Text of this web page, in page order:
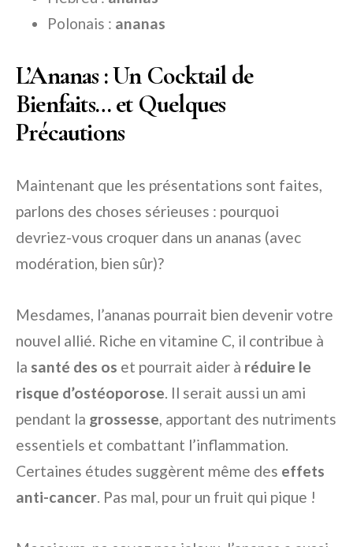
Polonais : ananas
L’Ananas : Un Cocktail de
Bienfaits… et Quelques
Précautions
Maintenant que les présentations sont faites,
parlons des choses sérieuses : pourquoi
devriez-vous croquer dans un ananas (avec
modération, bien sûr)?
Mesdames, l’ananas pourrait bien devenir votre
nouvel allié. Riche en vitamine C, il contribue à
la santé des os et pourrait aider à réduire le
risque d’ostéoporose. Il serait aussi un ami
pendant la grossesse, apportant des nutriments
essentiels et combattant l’inflammation.
Certaines études suggèrent même des effets
anti-cancer. Pas mal, pour un fruit qui pique !